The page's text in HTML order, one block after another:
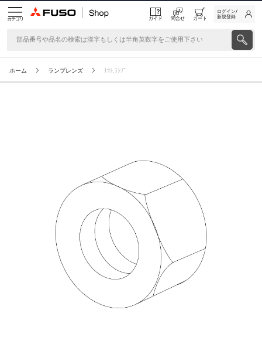
カテゴリ ガイド 問合せ カート
ログイン/
新規登録
ホーム ランプレンズ ﾅﾂﾄ,ﾗﾝﾌﾟ